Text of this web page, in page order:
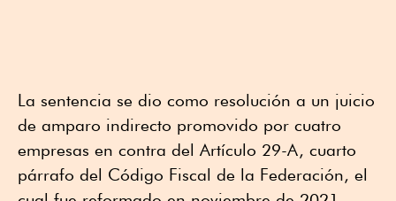
La sentencia se dio como resolución a un juicio
de amparo indirecto promovido por cuatro
empresas en contra del Artículo 29-A, cuarto
párrafo del Código Fiscal de la Federación, el